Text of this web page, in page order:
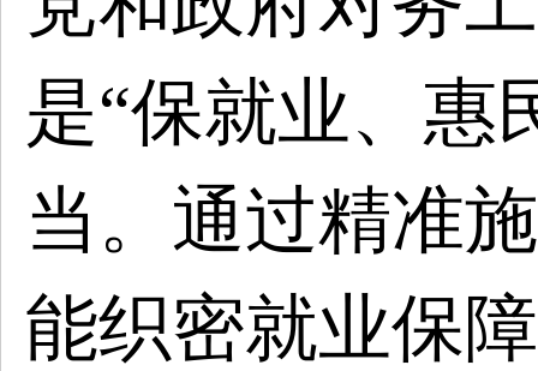
是“保就业、惠
当。通过精准
能织密就业保